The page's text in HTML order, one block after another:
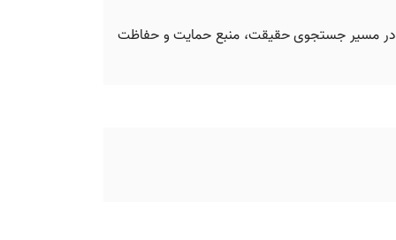
در مسیر جستجوی حقیقت، منبع حمایت و حفاظت